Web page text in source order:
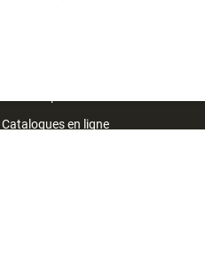
Catalogues en ligne